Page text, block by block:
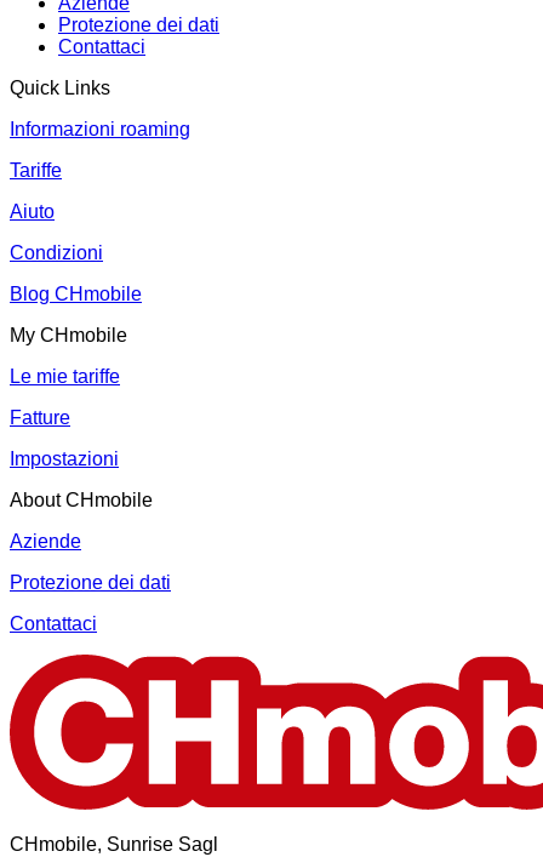
Protezione dei dati
Contattaci
Quick Links
Informazioni roaming
Tariffe
Aiuto
Condizioni
Blog CHmobile
My CHmobile
Le mie tariffe
Fatture
Impostazioni
About CHmobile
Aziende
Protezione dei dati
Contattaci
CHmobile, Sunrise Sagl